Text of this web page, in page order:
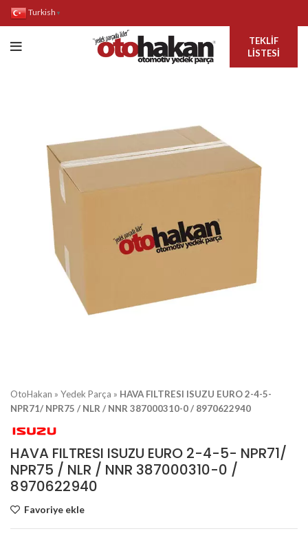
Turkish ▼
TEKLIF
LISTESI
OtoHakan » Yedek Parça » HAVA FILTRESI ISUZU EURO 2-4-5-
NPR71/ NPR75 / NLR / NNR 387000310-0 / 8970622940
HAVA FILTRESI ISUZU EURO 2-4-5- NPR71/
NPR75 / NLR / NNR 387000310-0 /
8970622940
Favoriye ekle